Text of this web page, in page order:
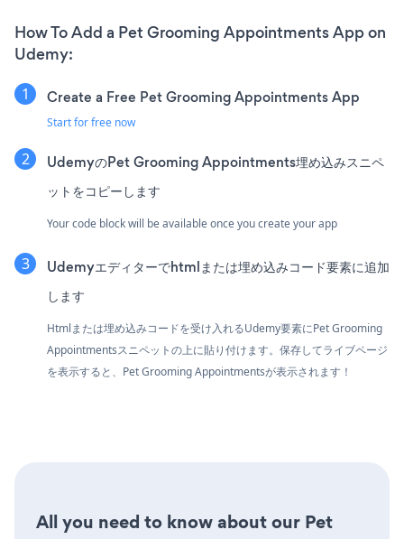
How To Add a Pet Grooming Appointments App on
Udemy:
Create a Free Pet Grooming Appointments App
Start for free now
UdemyのPet Grooming Appointments埋め込みスニペ
ットをコピーします
Your code block will be available once you create your app
Udemyエディターでhtmlまたは埋め込みコード要素に追加
します
Htmlまたは埋め込みコードを受け入れるUdemy要素にPet Grooming
Appointmentsスニペットの上に貼り付けます。保存してライブページ
を表示すると、Pet Grooming Appointmentsが表示されます！
All you need to know about our Pet